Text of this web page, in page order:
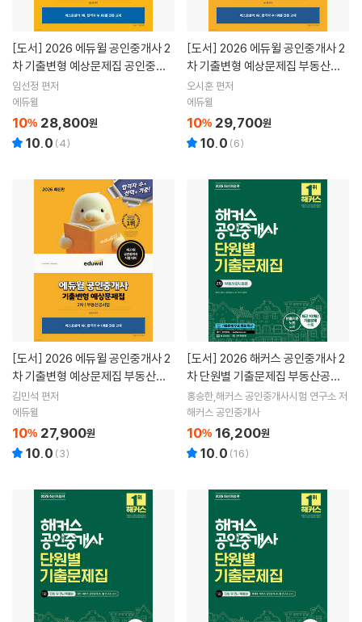
[도서]
차 기출변형 예상문제집 공인중개
사법령 및 중개실무
임선정 편저
에듀윌
10% 28,800원
10.0 (4)
[도서]
차 기출변형 예상문제집 부동산공
법
오시훈 편저
에듀윌
10% 29,700원
10.0 (6)
[도서]
차 기출변형 예상문제집 부동산공
시법
김민석 편저
에듀윌
10% 27,900원
10.0 (3)
[도서]
차 단원별 기출문제집 부동산공시
법령
홍승한,해커스 공인중개사시험 연구소 저
해커스 공인중개사
10% 16,200원
10.0 (16)